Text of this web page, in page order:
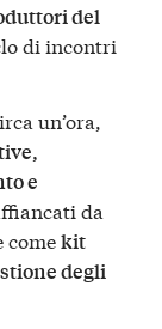
del
di incontri
un’ora,
e
da
comekit
degli